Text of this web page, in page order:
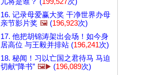
16. 记录母爱赢大奖 干净世界办母
亲节影片奖 🖼️ (196,923次)
17. 他把胡锦涛架出会场！如今身
居高位 与王毅并排站 (196,241次)
18. 秘闻！习以亡国之君待马 马迫
切献“降书” 🖼️▶️ (196,089次)